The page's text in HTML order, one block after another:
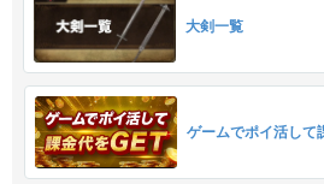
大剣一覧
ゲームでポイ活して